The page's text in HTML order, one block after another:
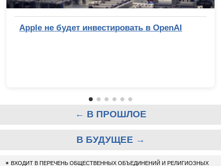
Apple не будет инвестировать в OpenAI
← В ПРОШЛОЕ
В БУДУЩЕЕ →
✴ ВХОДИТ В ПЕРЕЧЕНЬ ОБЩЕСТВЕННЫХ ОБЪЕДИНЕНИЙ И РЕЛИГИОЗНЫХ